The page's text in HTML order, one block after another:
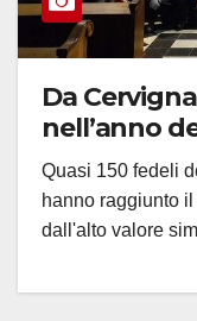
Da
nell’anno
Quasi 150 fedeli
hanno raggiunto
dall'alto valore